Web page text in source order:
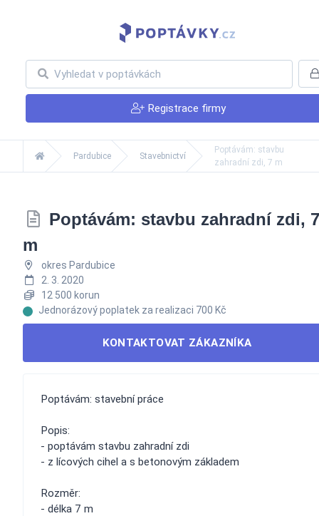
Registrace firmy
Pardubice Stavebnictví
Poptávám: stavbu
zahradní zdi, 7 m
Poptávám: stavbu zahradní zdi, 7
m
okres Pardubice
2. 3. 2020
12 500 korun
Jednorázový poplatek za realizaci 700 Kč
KONTAKTOVAT ZÁKAZNÍKA
Poptávám: stavební práce
Popis:
- poptávám stavbu zahradní zdi
- z lícových cihel a s betonovým základem
Rozměr:
- délka 7 m